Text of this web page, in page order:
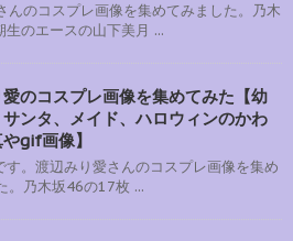
んのコスプレ画像を集めてみました。乃木
のエースの山下美月 ...
のコスプレ画像を集めてみた【幼
ンタ、メイド、ハロウィンのかわ
gif画像】
す。渡辺みり愛さんのコスプレ画像を集め
。乃木坂46の17枚 ...